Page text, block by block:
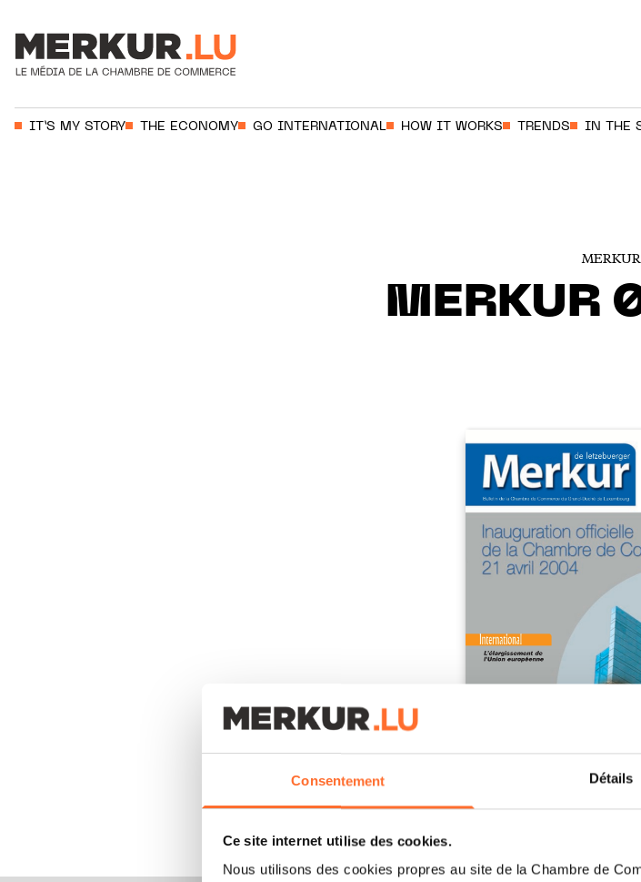
Consentement Détails
Ce site internet utilise des cookies.
Nous utilisons des cookies propres au site de la Chambre de
IT’S MY STORY THE ECONOMY GO INTERNATIONAL HOW IT WORKS TRENDS IN THE
MERKUR
MERKUR